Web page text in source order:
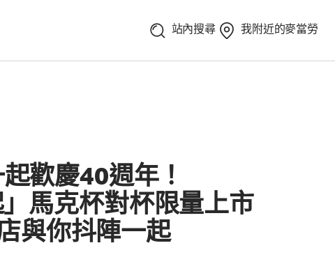
站內搜尋 我附近的麥當勞
歡慶40週年！
馬克杯對杯限量上市
與你抖陣一起